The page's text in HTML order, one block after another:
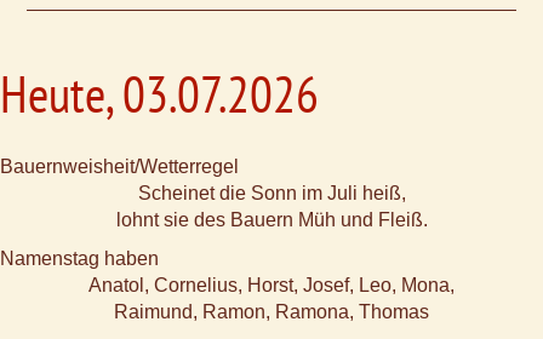
Heute, 03.07.2026
Bauernweisheit/Wetterregel
Scheinet die Sonn im Juli heiß,
lohnt sie des Bauern Müh und Fleiß.
Namenstag haben
Anatol, Cornelius, Horst, Josef, Leo, Mona,
Raimund, Ramon, Ramona, Thomas